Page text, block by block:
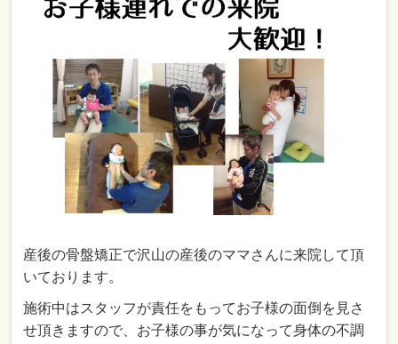
産後の骨盤矯正で沢山の産後のママさんに来院して頂
いております。
施術中はスタッフが責任をもってお子様の面倒を見さ
せ頂きますので、お子様の事が気になって身体の不調